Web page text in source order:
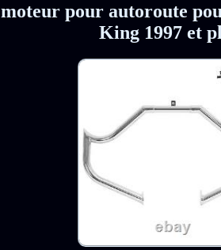
pour autoroute
King 1997 et